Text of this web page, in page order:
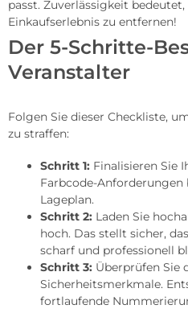
passt. Zuverlässigkeit
Einkaufserlebnis zu entfernen!
Der 5-Schritte-
Veranstalter
Folgen Sie dieser Checkliste,
zu straffen:
Schritt 1: Finalisieren Sie
Farbcode-Anforderungen
Lageplan.
Schritt 2: Laden Sie
hoch. Das stellt sicher,
scharf und professionell
Schritt 3: Überprüfen Sie
Sicherheitsmerkmale.
fortlaufende